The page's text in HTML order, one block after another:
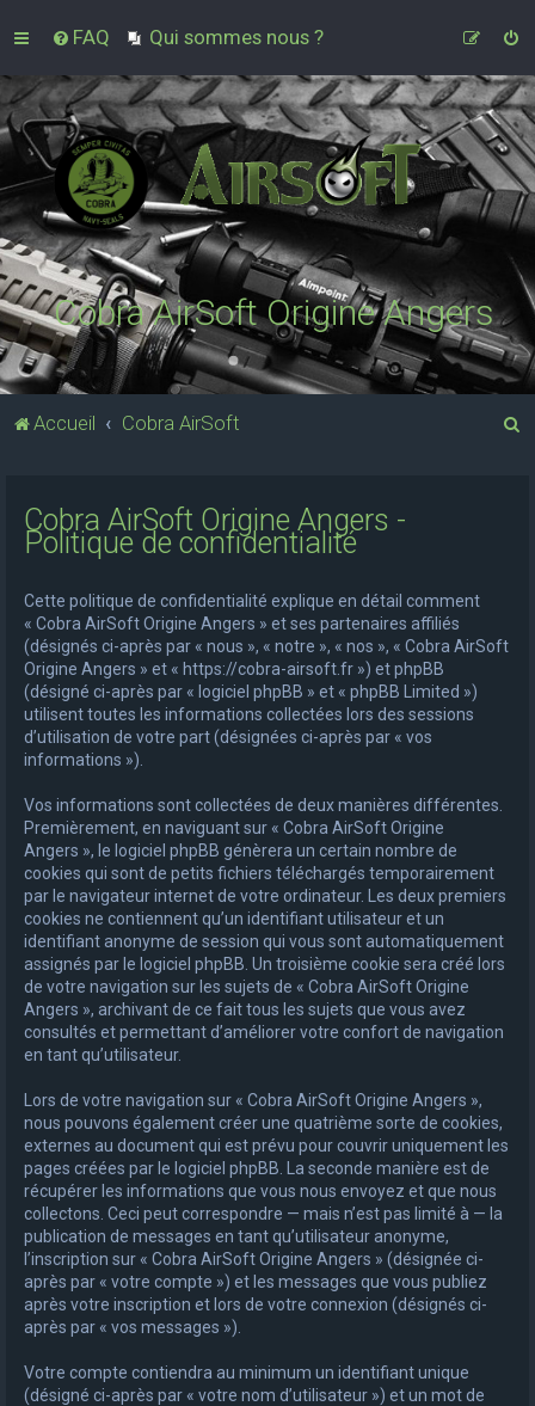
FAQ Qui sommes nous ?
Cobra AirSoft Origine Angers
Accueil Cobra AirSoft
Cobra AirSoft Origine Angers -
Politique de confidentialité
Cette politique de confidentialité explique en détail comment
« Cobra AirSoft Origine Angers » et ses partenaires affiliés
(désignés ci-après par « nous », « notre », « nos », « Cobra AirSoft
Origine Angers » et « https://cobra-airsoft.fr ») et phpBB
(désigné ci-après par « logiciel phpBB » et « phpBB Limited »)
utilisent toutes les informations collectées lors des sessions
d’utilisation de votre part (désignées ci-après par « vos
informations »).
Vos informations sont collectées de deux manières différentes.
Premièrement, en naviguant sur « Cobra AirSoft Origine
Angers », le logiciel phpBB génèrera un certain nombre de
cookies qui sont de petits fichiers téléchargés temporairement
par le navigateur internet de votre ordinateur. Les deux premiers
cookies ne contiennent qu’un identifiant utilisateur et un
identifiant anonyme de session qui vous sont automatiquement
assignés par le logiciel phpBB. Un troisième cookie sera créé lors
de votre navigation sur les sujets de « Cobra AirSoft Origine
Angers », archivant de ce fait tous les sujets que vous avez
consultés et permettant d’améliorer votre confort de navigation
en tant qu’utilisateur.
Lors de votre navigation sur « Cobra AirSoft Origine Angers »,
nous pouvons également créer une quatrième sorte de cookies,
externes au document qui est prévu pour couvrir uniquement les
pages créées par le logiciel phpBB. La seconde manière est de
récupérer les informations que vous nous envoyez et que nous
collectons. Ceci peut correspondre — mais n’est pas limité à — la
publication de messages en tant qu’utilisateur anonyme,
l’inscription sur « Cobra AirSoft Origine Angers » (désignée ci-
après par « votre compte ») et les messages que vous publiez
après votre inscription et lors de votre connexion (désignés ci-
après par « vos messages »).
Votre compte contiendra au minimum un identifiant unique
(désigné ci-après par « votre nom d’utilisateur ») et un mot de